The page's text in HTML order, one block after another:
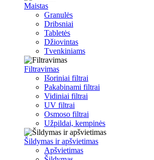
Maistas
Granulės
Dribsniai
Tabletės
Džiovintas
Tvenkiniams
Filtravimas
Išoriniai filtrai
Pakabinami filtrai
Vidiniai filtrai
UV filtrai
Osmoso filtrai
Užpildai, kempinės
Šildymas ir apšvietimas
Apšvietimas